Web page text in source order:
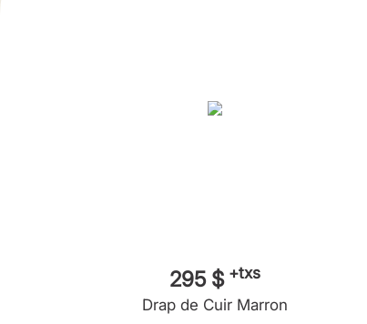
295 $+txs
Drap de Cuir Marron